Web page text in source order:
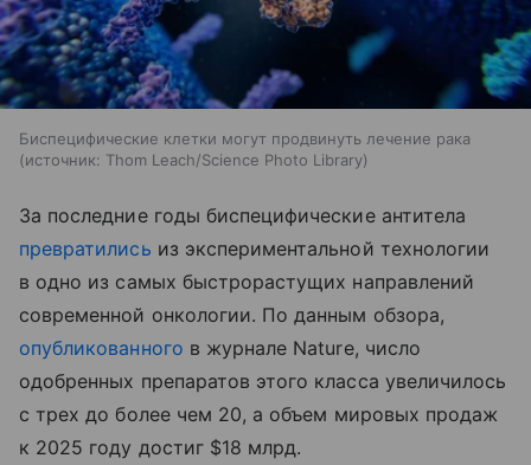
Биспецифические клетки могут продвинуть лечение рака
источник: Thom Leach/Science Photo Library
За последние годы биспецифические антитела
превратились из экспериментальной технологии
в одно из самых быстрорастущих направлений
современной онкологии. По данным обзора,
опубликованного в журнале Nature, число
одобренных препаратов этого класса увеличилось
с трех до более чем 20, а объем мировых продаж
к 2025 году достиг $18 млрд.